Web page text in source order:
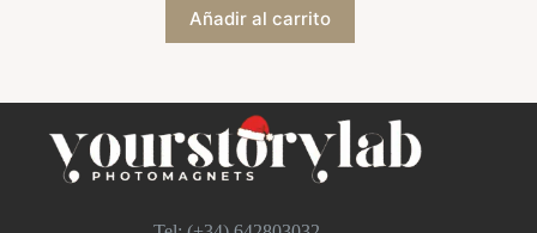
16,95 €.
14,95 €.
Añadir al carrito